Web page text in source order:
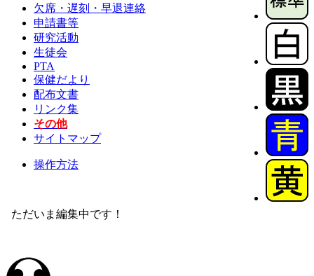
欠席・遅刻・早退連絡
申請書等
研究活動
生徒会
PTA
保健だより
配布文書
リンク集
その他
サイトマップ
操作方法
ただいま編集中です！